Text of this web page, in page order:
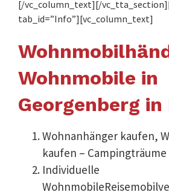
[/vc_column_text][/
tab_id=”Info”][vc_column_text]
Wohnmobile in
Georgenberg in
Wohnanhänger kaufen,
kaufen –
Individuelle